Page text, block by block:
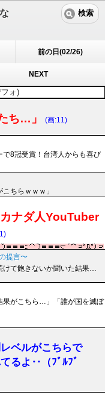
検索
前の日(02/26)
NEXT
ォ)
ち…」 (画:11)
で8冠受賞！台湾人からも喜び
ちらｗｗｗ」
ナダ人YouTuber
提言〜
けて飽きないか聞いた結果…
果がこちら…」「誰が国を滅ぼ
ベルがこちらで
るよ‥（ﾌﾞﾙﾌﾞ